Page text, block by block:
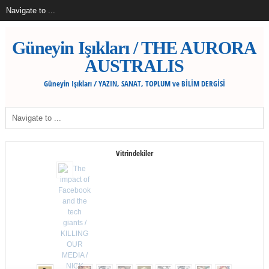
Güneyin Işıkları / THE AURORA
AUSTRALIS
Güneyin Işıkları / YAZIN, SANAT, TOPLUM ve BİLİM DERGİSİ
Vitrindekiler